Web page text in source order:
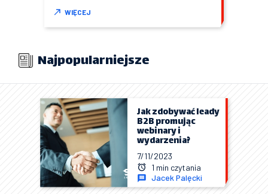
WIĘCEJ
Najpopularniejsze
Jacek Palęcki
7/11/2023
1 min czytania
Jak zdobywać leady
B2B promując
webinary i
wydarzenia?